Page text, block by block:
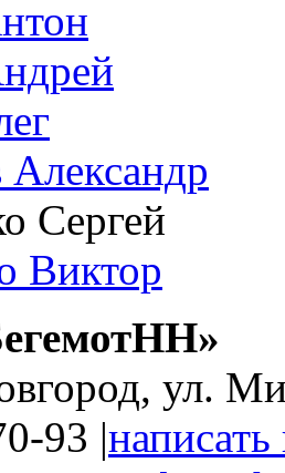
Сергей
Виктор
ул.
93 |